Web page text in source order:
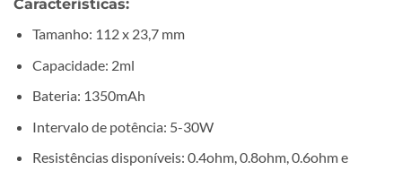
Características:
Tamanho: 112 x 23,7 mm
Capacidade: 2ml
Bateria: 1350mAh
Intervalo de potência: 5-30W
Resistências disponíveis: 0.4ohm, 0.8ohm, 0.6ohm e